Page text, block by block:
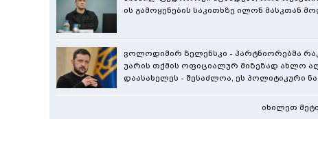
ის გამოყენების საკითხზე ილონ მასკთან
ვოლოდიმირ ზელენსკი - პარტნიორებმა
უარის თქმის ოფიციალურ მიზეზად ახლო
დაასახელეს - შესაძლოა, ეს პოლიტიკური
იხილეთ მეტი